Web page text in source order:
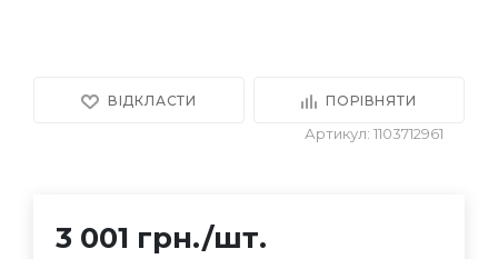
ВІДКЛАСТИ ПОРІВНЯТИ
Артикул: 1103712961
3 001 грн./шт.